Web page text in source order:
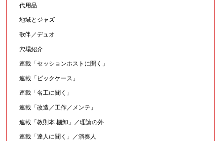
代用品
地域とジャズ
歌伴／デュオ
穴場紹介
連載「セッションホストに聞く」
連載「ピックケース」
連載「名工に聞く」
連載「改造／工作／メンテ」
連載「教則本 棚卸」／理論の外
連載「達人に聞く」／演奏人